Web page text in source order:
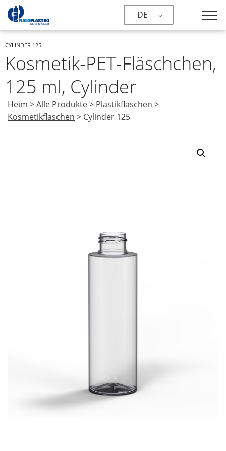
DE
CYLINDER 125
Kosmetik-PET-Fläschchen,
125 ml, Cylinder
Heim >Alle Produkte> Plastikflaschen >
Kosmetikflaschen > Cylinder 125